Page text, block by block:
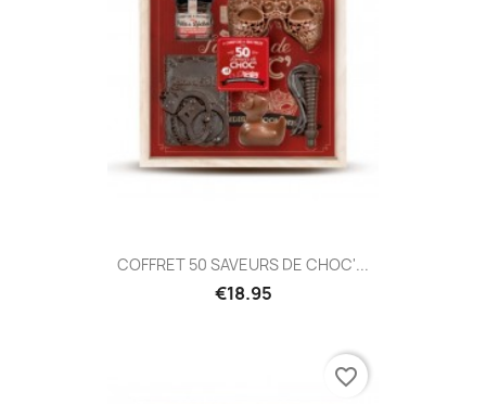
COFFRET 50 SAVEURS DE CHOC'...
€18.95
favorite_border